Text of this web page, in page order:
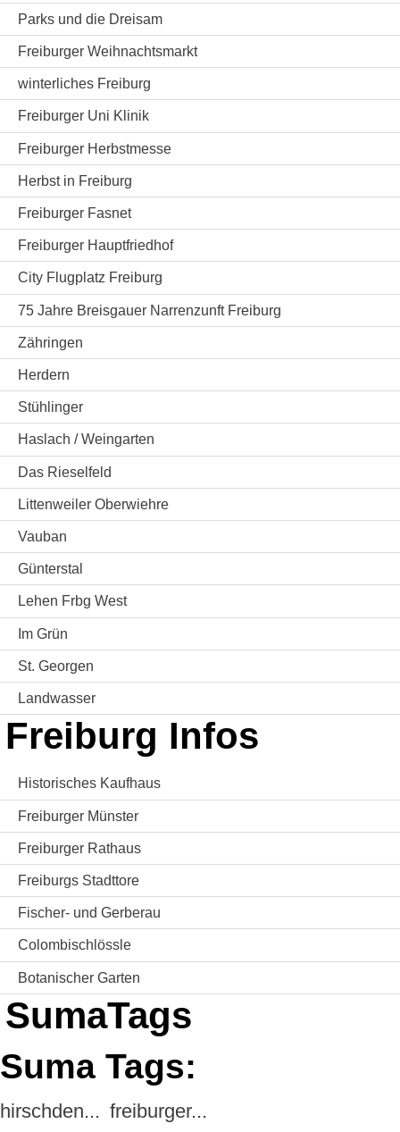
Parks und die Dreisam
Freiburger Weihnachtsmarkt
winterliches Freiburg
Freiburger Uni Klinik
Freiburger Herbstmesse
Herbst in Freiburg
Freiburger Fasnet
Freiburger Hauptfriedhof
City Flugplatz Freiburg
75 Jahre Breisgauer Narrenzunft Freiburg
Zähringen
Herdern
Stühlinger
Haslach / Weingarten
Das Rieselfeld
Littenweiler Oberwiehre
Vauban
Günterstal
Lehen Frbg West
Im Grün
St. Georgen
Landwasser
Freiburg Infos
Historisches Kaufhaus
Freiburger Münster
Freiburger Rathaus
Freiburgs Stadttore
Fischer- und Gerberau
Colombischlössle
Botanischer Garten
SumaTags
Suma Tags:
hirschden... freiburger...